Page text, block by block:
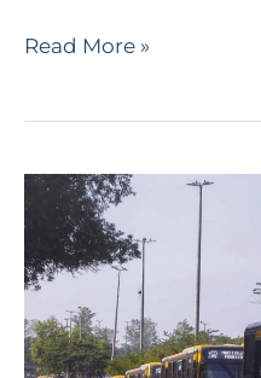
Read More »
Estado
de
greve
dos
rodoviários
do